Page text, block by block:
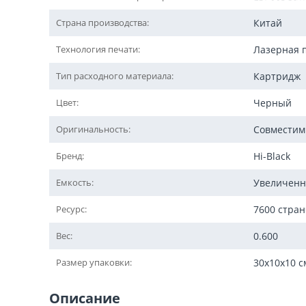
Страна производства: Китай
Технология печати: Лазерная
Тип расходного материала: Картридж
Цвет: Черный
Оригинальность:
Бренд: Hi-Black
Емкость:
Ресурс: 7600
Вес: 0.600
Размер упаковки: 30x10x10
Описание